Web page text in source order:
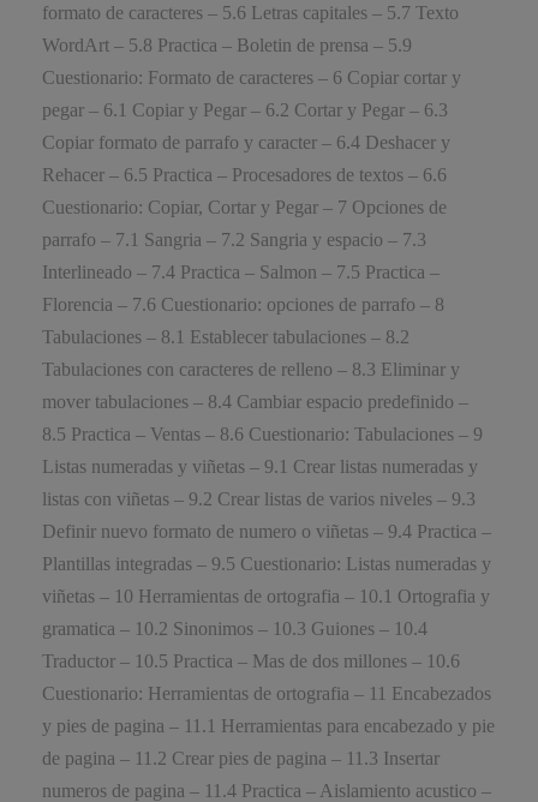
formato de caracteres – 5.6 Letras capitales – 5.7 Texto
WordArt – 5.8 Practica – Boletin de prensa – 5.9
Cuestionario: Formato de caracteres – 6 Copiar cortar y
pegar – 6.1 Copiar y Pegar – 6.2 Cortar y Pegar – 6.3
Copiar formato de parrafo y caracter – 6.4 Deshacer y
Rehacer – 6.5 Practica – Procesadores de textos – 6.6
Cuestionario: Copiar, Cortar y Pegar – 7 Opciones de
parrafo – 7.1 Sangria – 7.2 Sangria y espacio – 7.3
Interlineado – 7.4 Practica – Salmon – 7.5 Practica –
Florencia – 7.6 Cuestionario: opciones de parrafo – 8
Tabulaciones – 8.1 Establecer tabulaciones – 8.2
Tabulaciones con caracteres de relleno – 8.3 Eliminar y
mover tabulaciones – 8.4 Cambiar espacio predefinido –
8.5 Practica – Ventas – 8.6 Cuestionario: Tabulaciones – 9
Listas numeradas y viñetas – 9.1 Crear listas numeradas y
listas con viñetas – 9.2 Crear listas de varios niveles – 9.3
Definir nuevo formato de numero o viñetas – 9.4 Practica –
Plantillas integradas – 9.5 Cuestionario: Listas numeradas y
viñetas – 10 Herramientas de ortografia – 10.1 Ortografia y
gramatica – 10.2 Sinonimos – 10.3 Guiones – 10.4
Traductor – 10.5 Practica – Mas de dos millones – 10.6
Cuestionario: Herramientas de ortografia – 11 Encabezados
y pies de pagina – 11.1 Herramientas para encabezado y pie
de pagina – 11.2 Crear pies de pagina – 11.3 Insertar
numeros de pagina – 11.4 Practica – Aislamiento acustico –